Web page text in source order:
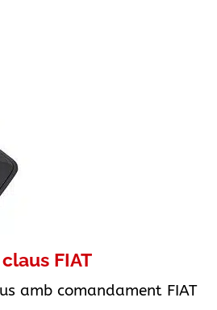
FIAT
amb comandament FIAT